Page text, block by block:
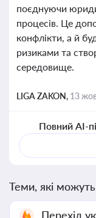
поєднуючи
процесів. Це
конфлікти, а й
ризиками та
середовище.
LIGA ZAKON, 13
Повний AI-
Теми, які можуть
Перехід